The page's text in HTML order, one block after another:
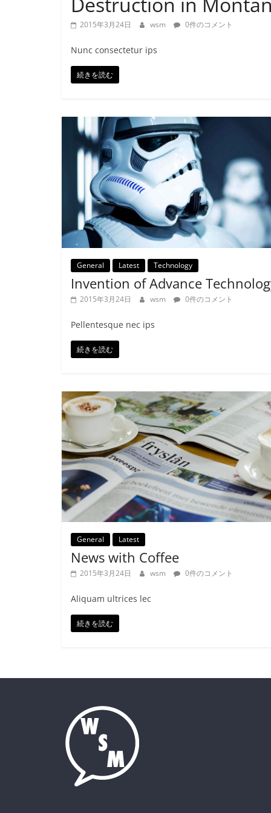
2015年3月24日 wsm 0件のコメント
Nunc consectetur ips
続きを読む
General Latest Technology
Invention of Advance
2015年3月24日 wsm 0件のコメント
Pellentesque nec ips
続きを読む
General Latest
News with Coffee
2015年3月24日 wsm 0件のコメント
Aliquam ultrices lec
続きを読む